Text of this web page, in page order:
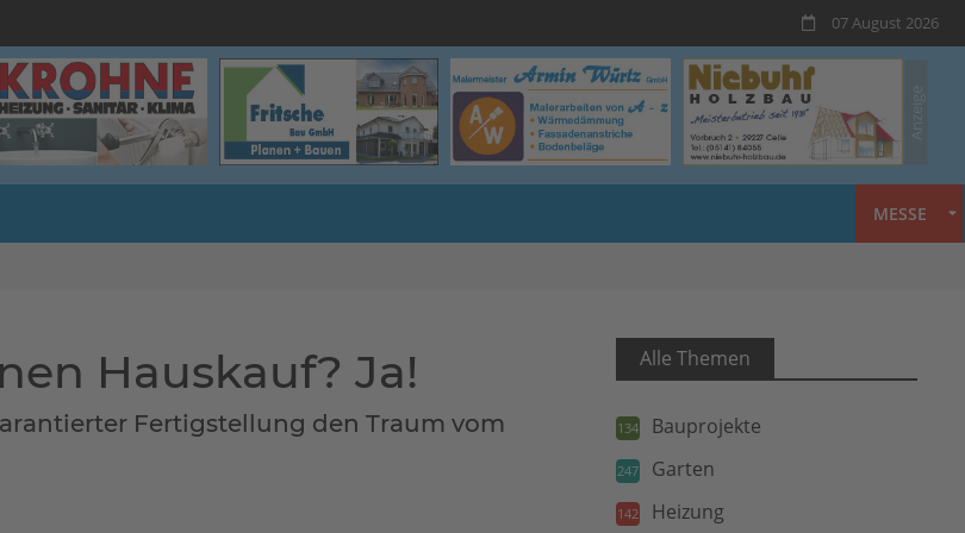
07 August 2026
MESSE
Hauskauf? Ja!
Fertigstellung den Traum vom
Alle Themen
134 Bauprojekte
247 Garten
142 Heizung